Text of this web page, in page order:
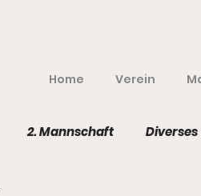
Home Verein
2. Mannschaft Diverses